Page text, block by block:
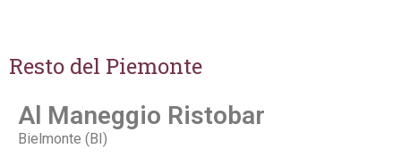
Resto del Piemonte
Al Maneggio Ristobar
Bielmonte (BI)